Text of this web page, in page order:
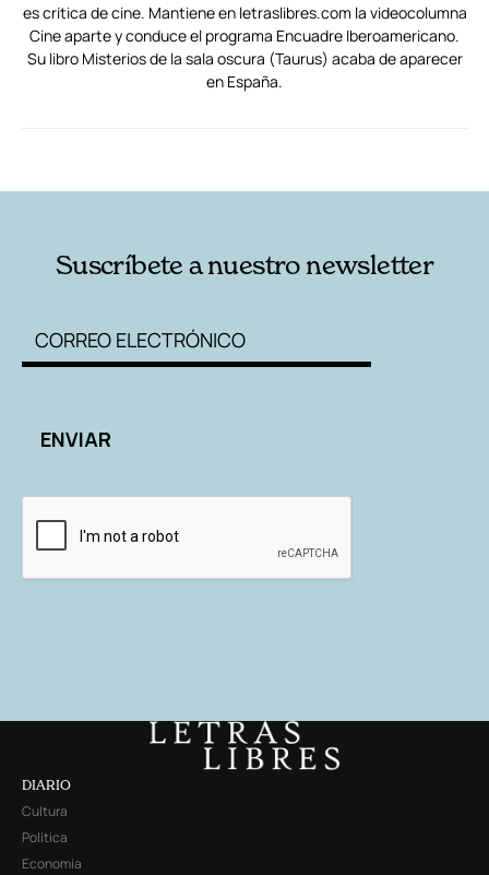
es crítica de cine. Mantiene en letraslibres.com la videocolumna
Cine aparte y conduce el programa Encuadre Iberoamericano.
Su libro Misterios de la sala oscura (Taurus) acaba de aparecer
en España.
Suscríbete a nuestro newsletter
DIARIO
Cultura
Política
Economía